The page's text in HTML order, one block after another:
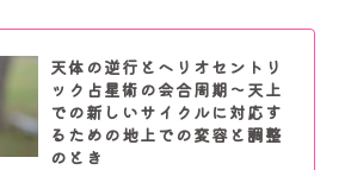
天体の逆行とヘリオセントリ
ック占星術の会合周期～天上
での新しいサイクルに対応す
るための地上での変容と調整
のとき